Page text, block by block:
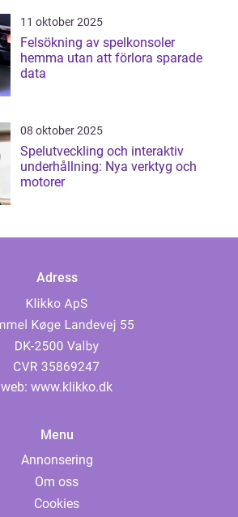
11 oktober 2025
Felsökning av spelkonsoler
hemma utan att förlora sparade
data
08 oktober 2025
Spelutveckling och interaktiv
underhållning: Nya verktyg och
motorer
Adress
web: www.klikko.dk
Menu
Annonsering
Om oss
Cookies